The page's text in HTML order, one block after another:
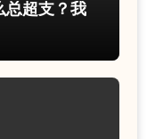
总超支？我